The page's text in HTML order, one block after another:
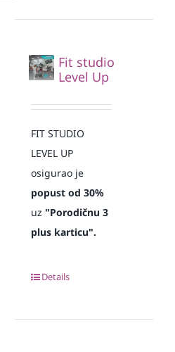
Fit studio
Level Up
FIT STUDIO
LEVEL UP
osigurao je
popust od 30%
uz"Porodičnu 3
plus karticu".
Details